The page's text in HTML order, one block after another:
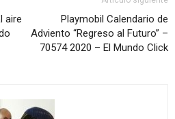
aire
Playmobil Calendario de
Adviento “Regreso al Futuro” –
70574 2020 – El Mundo Click